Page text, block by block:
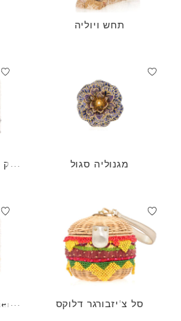
תחש ויוליה
מגנוליה סגול
סל צ'יזבורגר דלוקס